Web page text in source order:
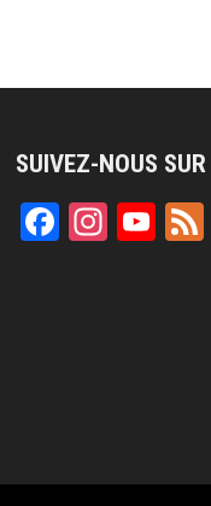
SUIVEZ-NOUS
Facebook